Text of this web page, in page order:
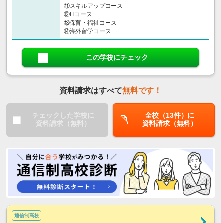
⑪スキルアップコース
⑫ITコース
⑬保育・福祉コース
⑭海外留学コース
この学校にチェック
資料請求はすべて無料です！
チェックした学校に
資料請求（無料）
全校（13件）に
資料請求（無料）
通信制高校